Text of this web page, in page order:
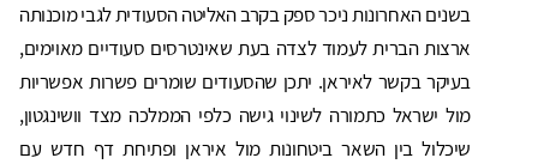
בשנים האחרונות ניכר ספק בקרב האליטה הסעודית לגבי מוכנותה
ארצות הברית לעמוד לצדה בעת שאינטרסים סעודיים מאוימים,
בעיקר בקשר לאיראן. יתכן שהסעודים שומרים פשרות אפשריות
מול ישראל כתמורה לשינוי גישה כלפי הממלכה מצד וושינגטון,
שיכלול בין השאר ביטחונות מול איראן ופתיחת דף חדש עם